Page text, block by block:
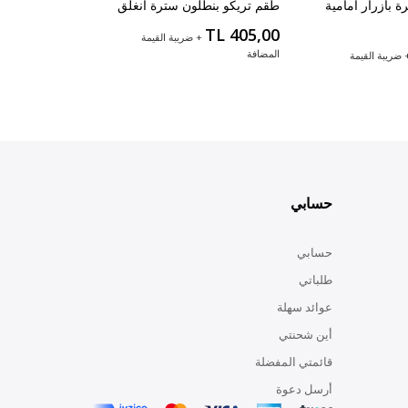
بأزرار أمامية
ضريبة القيمة
طقم تريكو بنطلون سترة انغلق
TL 405,00 + ضريبة القيمة
المضافة
حسابي
حسابي
طلباتي
عوائد سهلة
أين شحنتي
قائمتي المفضلة
أرسل دعوة